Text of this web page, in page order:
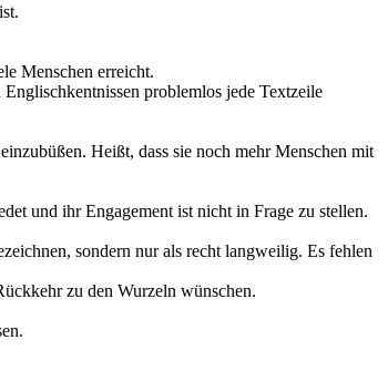
Menschen erreicht.
problemlos jede Textzeile
Heißt, dass sie noch mehr Menschen mit
und ihr Engagement ist nicht in Frage zu stellen.
sondern nur als recht langweilig. Es fehlen
zu den Wurzeln wünschen.